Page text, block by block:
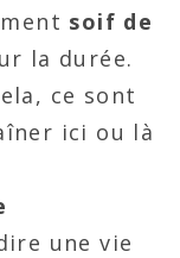
soif de
la durée.
ce sont
ici ou là
une vie